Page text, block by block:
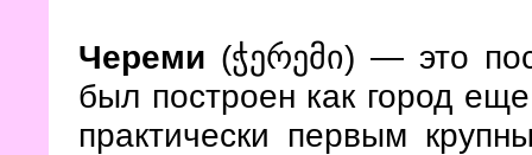
Череми (ჭერემი) — это
был построен как город
практически первым